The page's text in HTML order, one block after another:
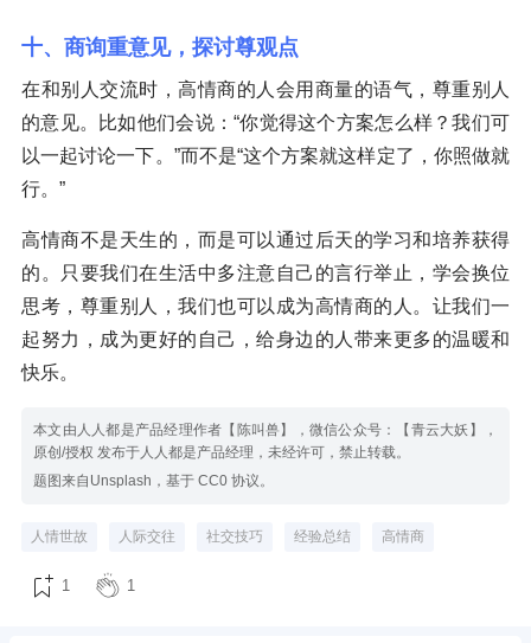
十、商询重意见，探讨尊观点
在和别人交流时，高情商的人会用商量的语气，尊重别人
的意见。比如他们会说：“你觉得这个方案怎么样？我们可
以一起讨论一下。”而不是“这个方案就这样定了，你照做就
行。”
高情商不是天生的，而是可以通过后天的学习和培养获得
的。只要我们在生活中多注意自己的言行举止，学会换位
思考，尊重别人，我们也可以成为高情商的人。让我们一
起努力，成为更好的自己，给身边的人带来更多的温暖和
快乐。
本文由人人都是产品经理作者【陈叫兽】，微信公众号：【青云大妖】，
原创/授权 发布于人人都是产品经理，未经许可，禁止转载。
题图来自Unsplash，基于 CC0 协议。
人情世故 人际交往 社交技巧 经验总结 高情商
1 1